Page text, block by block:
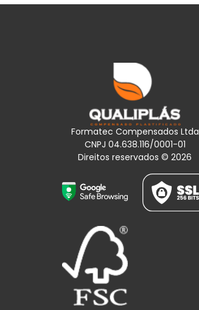
Formatec Compensados Ltda
CNPJ 04.638.116/0001-01
Direitos reservados © 2026